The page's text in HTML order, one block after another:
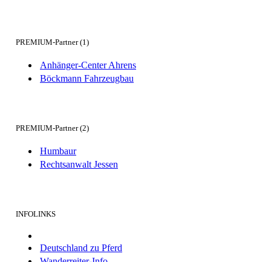
PREMIUM-Partner (1)
Anhänger-Center Ahrens
Böckmann Fahrzeugbau
PREMIUM-Partner (2)
Humbaur
Rechtsanwalt Jessen
INFOLINKS
Deutschland zu Pferd